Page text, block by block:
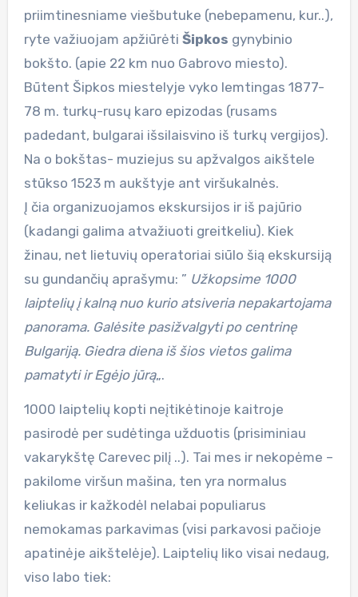
priimtinesniame viešbutuke (nebepamenu, kur..),
ryte važiuojam apžiūrėti Šipkos gynybinio
bokšto. (apie 22 km nuo Gabrovo miesto).
Būtent Šipkos miestelyje vyko lemtingas 1877-
78 m. turkų-rusų karo epizodas (rusams
padedant, bulgarai išsilaisvino iš turkų vergijos).
Na o bokštas- muziejus su apžvalgos aikštele
stūkso 1523 m aukštyje ant viršukalnės.
Į čia organizuojamos ekskursijos ir iš pajūrio
(kadangi galima atvažiuoti greitkeliu). Kiek
žinau, net lietuvių operatoriai siūlo šią ekskursiją
su gundančių aprašymu: ” Užkopsime 1000
laiptelių į kalną nuo kurio atsiveria nepakartojama
panorama. Galėsite pasižvalgyti po centrinę
Bulgariją. Giedra diena iš šios vietos galima
pamatyti ir Egėjo jūrą„.
1000 laiptelių kopti neįtikėtinoje kaitroje
pasirodė per sudėtinga užduotis (prisiminiau
vakarykštę Carevec pilį ..). Tai mes ir nekopėme –
pakilome viršun mašina, ten yra normalus
keliukas ir kažkodėl nelabai populiarus
nemokamas parkavimas (visi parkavosi pačioje
apatinėje aikštelėje). Laiptelių liko visai nedaug,
viso labo tiek: